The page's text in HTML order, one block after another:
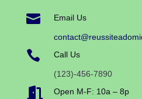
 Email Us
 Call Us
(123)-456-7890
 Open M-F: 10a – 8p